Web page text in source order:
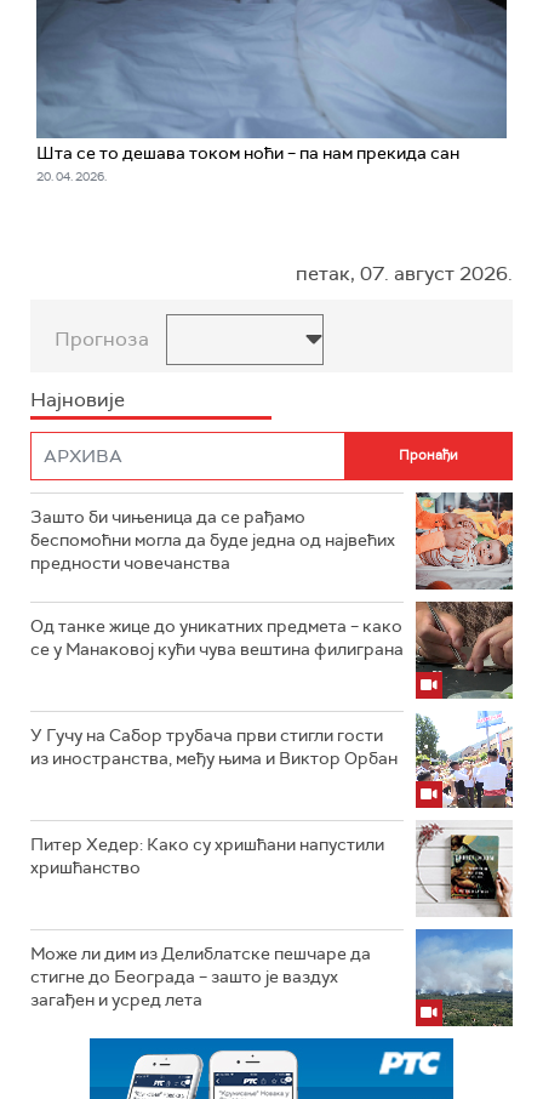
Шта се то дешава током ноћи – па нам прекида сан
20. 04. 2026.
петак, 07. август 2026.
Прогноза
Најновије
Зашто би чињеница да се рађамо
беспомоћни могла да буде једна од највећих
предности човечанства
Од танке жице до уникатних предмета – како
се у Манаковој кући чува вештина филиграна
У Гучу на Сабор трубача први стигли гости
из иностранства, међу њима и Виктор Орбан
Питер Хедер: Како су хришћани напустили
хришћанство
Може ли дим из Делиблатске пешчаре да
стигне до Београда – зашто је ваздух
загађен и усред лета